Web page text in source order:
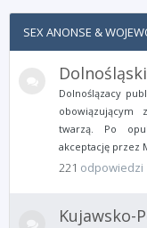
SEX ANONSE &
Dolnoślązacy
obowiązującym
twarzą. Po
akceptację przez
221 odpowiedzi
Kujawsko-